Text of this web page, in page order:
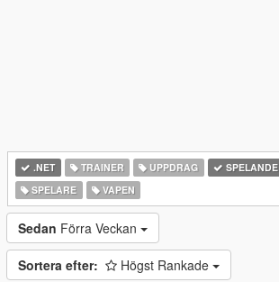
.NET TRAINER UPPDRAG SPELANDE
SPELARE
VAPEN
Sedan Förra Veckan
Sortera efter: Högst Rankade